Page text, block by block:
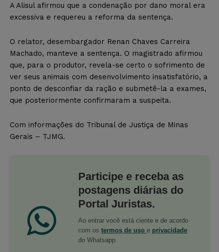
A Alisul afirmou que a condenação por dano moral era
excessiva e requereu a reforma da sentença.
O relator, desembargador Renan Chaves Carreira
Machado, manteve a sentença. O magistrado afirmou
que, para o produtor, revela-se certo o sofrimento de
ver seus animais com desenvolvimento insatisfatório, a
ponto de desconfiar da ração e submetê-la a exames,
que posteriormente confirmaram a suspeita.
Com informações do Tribunal de Justiça de Minas
Gerais – TJMG.
Participe e receba as
postagens diárias do
Portal Juristas.
Ao entrar você está ciente e de acordo
com os termos de uso e privacidade
do Whatsapp.